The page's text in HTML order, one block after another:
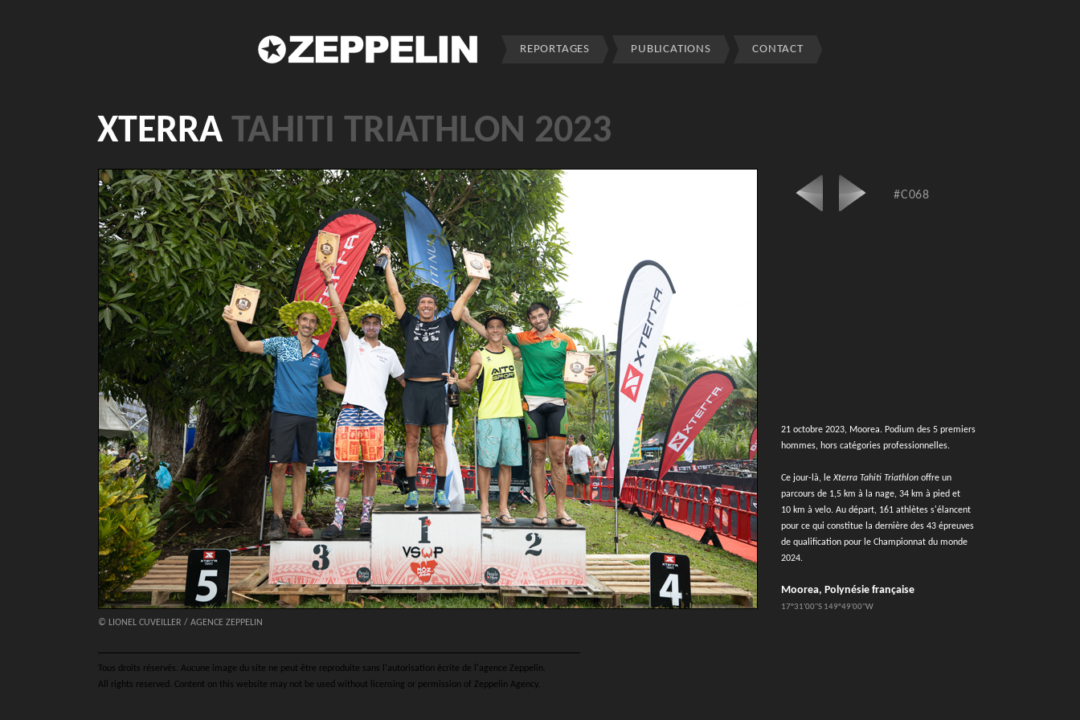
REPORTAGES PUBLICATIONS CONTACT
XTERRA TAHITI TRIATHLON 2023
#C068
21 octobre 2023, Moorea. Podium des 5 premiers
hommes, hors catégories professionnelles.
Ce jour-là, le Xterra Tahiti Triathlon offre un
parcours de 1,5 km à la nage, 34 km à pied et
10 km à velo. Au départ, 161 athlètes s'élancent
pour ce qui constitue la dernière des 43 épreuves
de qualification pour le Championnat du monde
2024.
Moorea, Polynésie française
17°31'00''S 149°49'00''W
© LIONEL CUVEILLER / AGENCE ZEPPELIN
Tous droits réservés. Aucune image du site ne peut être reproduite sans l'autorisation écrite de l'agence Zeppelin.
All rights reserved. Content on this website may not be used without licensing or permission of Zeppelin Agency.